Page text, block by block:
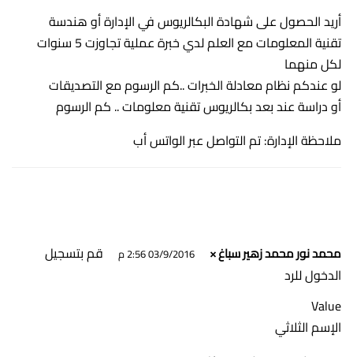
أريد الحصول على شهادة البكالريوس في الإدارة أو هندسة
تقنية المعلومات مع العلم لدي خبرة عملية تجاوزت 5 سنوات
لكل منهما
لو عندكم نظام معادلة الخبرات ..كم الرسوم مع التصديقات
أو دراسة عند بعد بكالريوس تقنية معلومات .. كم الرسوم
ملاحظة الإدارة: تم التواصل عبر الواتس أب
محمد نور محمد زهير سباغ × 03/9/2016 2:56 م
قم بتسجيل
الدخول للرد
Value
الإسم الثلاثي